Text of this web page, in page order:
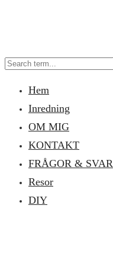
Hem
Inredning
OM MIG
KONTAKT
FRÅGOR & SVAR
Resor
DIY